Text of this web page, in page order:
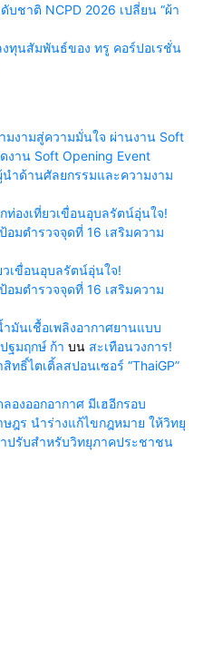
บชาติ NCPD 2026 เปลี่ยน “ผ้า
งทุนสัมพันธ์ของ ทรู คอร์ปอเรชั่น
มงามสู่ความมั่นใจ ผ่านงาน Soft
งาน Soft Opening Event
ำด้านศัลยกรรมและความงาม
ท่องเที่ยวเขื่อนอุบลรัตน์อุ่นใจ!
มตำรวจจุดที่ 16 เสริมความ
วเขื่อนอุบลรัตน์อุ่นใจ!
มตำรวจจุดที่ 16 เสริมความ
ำมันเชื้อเพลิงอากาศยานแบบ
ฐมฤกษ์ ก้า บน สะเทือนวงการ!
ทธิ์ไตเติ้ลสปอนเซอร์ “ThaiGP”
องออกอากาศ มีเฮอีกรอบ
ฎร นำร่างแก้ไขกฎหมาย ให้วิทยุ
ปรับสำหรับวิทยุภาคประชาชน